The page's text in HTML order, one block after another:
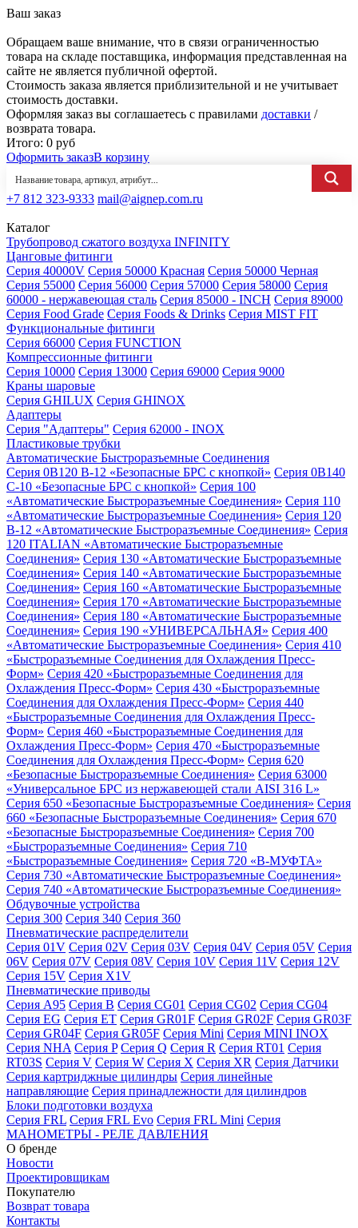
Ваш заказ
Обращаем ваше внимание, что в связи ограниченностью
товара на складе поставщика, информация представленная на
сайте не является публичной офертой.
Стоимость заказа является приблизительной и не учитывает
стоимость доставки.
Оформляя заказ вы соглашаетесь с правилами доставки /
возврата товара.
Итого: 0 руб
Оформить заказВ корзину
+7 812 323-9333 mail@aignep.com.ru
Каталог
Трубопровод сжатого воздуха INFINITY
Цанговые фитинги
Серия 40000V Серия 50000 Красная Серия 50000 Черная
Серия 55000 Серия 56000 Серия 57000 Серия 58000 Серия
60000 - нержавеющая сталь Серия 85000 - INCH Серия 89000
Серия Food Grade Серия Foods & Drinks Серия MIST FIT
Функциональные фитинги
Серия 66000 Серия FUNCTION
Компрессионные фитинги
Серия 10000 Серия 13000 Серия 69000 Серия 9000
Краны шаровые
Серия GHILUX Серия GHINOX
Адаптеры
Серия "Адаптеры" Серия 62000 - INOX
Пластиковые трубки
Автоматические Быстроразъемные Соединения
Серия 0B120 B-12 «Безопасные БРС с кнопкой» Серия 0B140
C-10 «Безопасные БРС с кнопкой» Серия 100
«Автоматические Быстроразъемные Соединения» Серия 110
«Автоматические Быстроразъемные Соединения» Серия 120
B-12 «Автоматические Быстроразъемные Соединения» Серия
120 ITALIAN «Автоматические Быстроразъемные
Соединения» Серия 130 «Автоматические Быстроразъемные
Соединения» Серия 140 «Автоматические Быстроразъемные
Соединения» Серия 160 «Автоматические Быстроразъемные
Соединения» Серия 170 «Автоматические Быстроразъемные
Соединения» Серия 180 «Автоматические Быстроразъемные
Соединения» Серия 190 «УНИВЕРСАЛЬНАЯ» Серия 400
«Автоматические Быстроразъемные Соединения» Серия 410
«Быстроразъемные Соединения для Охлаждения Пресс-
Форм» Серия 420 «Быстроразъемные Соединения для
Охлаждения Пресс-Форм» Серия 430 «Быстроразъемные
Соединения для Охлаждения Пресс-Форм» Серия 440
«Быстроразъемные Соединения для Охлаждения Пресс-
Форм» Серия 460 «Быстроразъемные Соединения для
Охлаждения Пресс-Форм» Серия 470 «Быстроразъемные
Соединения для Охлаждения Пресс-Форм» Серия 620
«Безопасные Быстроразъемные Соединения» Серия 63000
«Универсальное БРС из нержавеющей стали AISI 316 L»
Серия 650 «Безопасные Быстроразъемные Соединения» Серия
660 «Безопасные Быстроразъемные Соединения» Серия 670
«Безопасные Быстроразъемные Соединения» Серия 700
«Быстроразъемные Соединения» Серия 710
«Быстроразъемные Соединения» Серия 720 «B-МУФТА»
Серия 730 «Автоматические Быстроразъемные Соединения»
Серия 740 «Автоматические Быстроразъемные Соединения»
Обдувочные устройства
Серия 300 Серия 340 Серия 360
Пневматические распределители
Серия 01V Серия 02V Серия 03V Серия 04V Серия 05V Серия
06V Серия 07V Серия 08V Серия 10V Серия 11V Серия 12V
Серия 15V Серия X1V
Пневматические приводы
Серия A95 Серия B Серия CG01 Серия CG02 Серия CG04
Серия EG Серия ET Серия GR01F Серия GR02F Серия GR03F
Серия GR04F Серия GR05F Серия Mini Серия MINI INOX
Серия NHA Серия P Серия Q Серия R Серия RT01 Серия
RT03S Серия V Серия W Серия X Серия XR Серия Датчики
Серия картриджные цилиндры Серия линейные
направляющие Серия принадлежности для цилиндров
Блоки подготовки воздуха
Серия FRL Серия FRL Evo Серия FRL Mini Серия
МАНОМЕТРЫ - РЕЛЕ ДАВЛЕНИЯ
О бренде
Новости
Проектировщикам
Покупателю
Возврат товара
Контакты